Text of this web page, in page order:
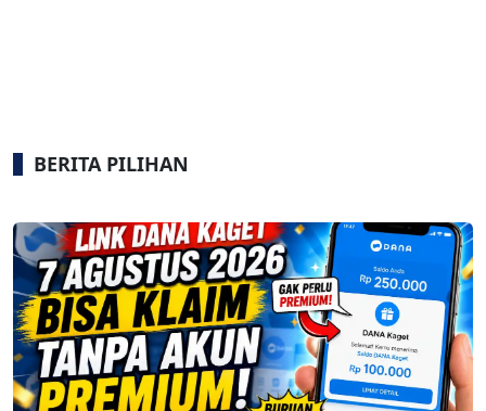
BERITA PILIHAN